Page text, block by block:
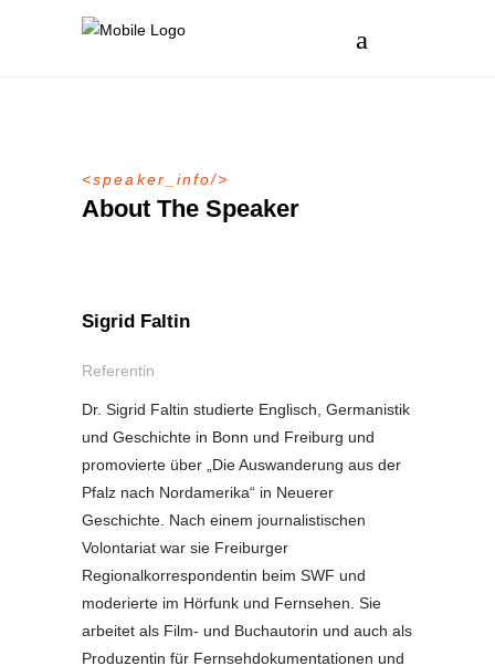
speaker_info
About The Speaker
Sigrid Faltin
Referentin
Dr. Sigrid Faltin studierte Englisch, Germanistik
und Geschichte in Bonn und Freiburg und
promovierte über „Die Auswanderung aus der
Pfalz nach Nordamerika“ in Neuerer
Geschichte. Nach einem journalistischen
Volontariat war sie Freiburger
Regionalkorrespondentin beim SWF und
moderierte im Hörfunk und Fernsehen. Sie
arbeitet als Film- und Buchautorin und auch als
Produzentin für Fernsehdokumentationen und